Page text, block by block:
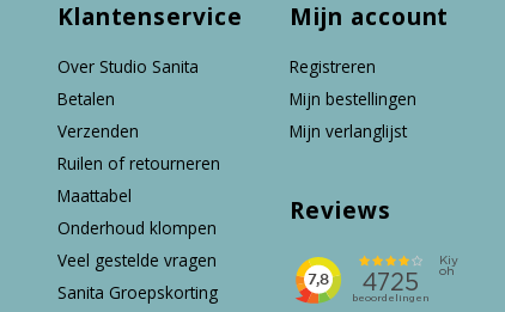
Klantenservice
Over Studio Sanita
Betalen
Verzenden
Ruilen of retourneren
Maattabel
Onderhoud klompen
Veel gestelde vragen
Sanita Groepskorting
Mijn account
Registreren
Mijn bestellingen
Mijn verlanglijst
Reviews